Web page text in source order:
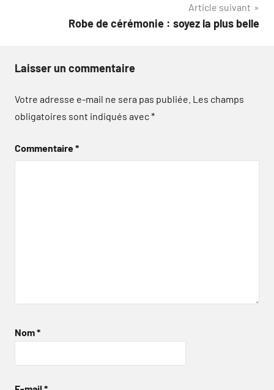
Article suivant
Robe de cérémonie : soyez la plus belle
Laisser un commentaire
Votre adresse e-mail ne sera pas publiée. Les champs
obligatoires sont indiqués avec*
Commentaire*
Nom*